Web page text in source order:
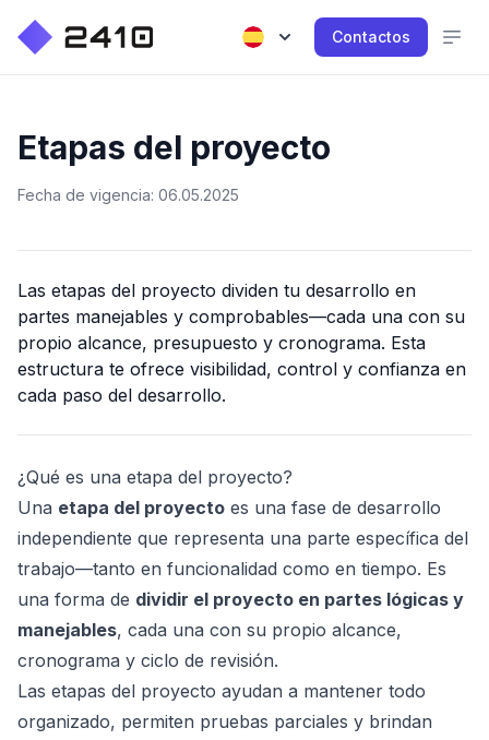
Contactos
Etapas del proyecto
Fecha de vigencia: 06.05.2025
Las etapas del proyecto dividen tu desarrollo en
partes manejables y comprobables—cada una con su
propio alcance, presupuesto y cronograma. Esta
estructura te ofrece visibilidad, control y confianza en
cada paso del desarrollo.
¿Qué es una etapa del proyecto?
Una etapa del proyecto es una fase de desarrollo
independiente que representa una parte específica del
trabajo—tanto en funcionalidad como en tiempo. Es
una forma de dividir el proyecto en partes lógicas y
manejables, cada una con su propio alcance,
cronograma y ciclo de revisión.
Las etapas del proyecto ayudan a mantener todo
organizado, permiten pruebas parciales y brindan